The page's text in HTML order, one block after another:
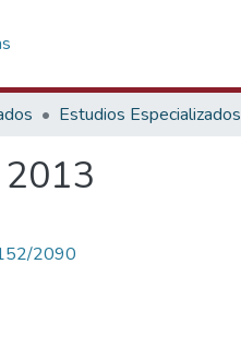
Estudios Especializados
2090